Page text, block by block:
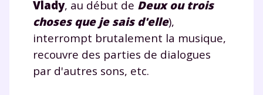
Vlady, au début de Deux ou trois
choses que je sais d'elle),
interrompt brutalement la musique,
recouvre des parties de dialogues
par d'autres sons, etc.
Testez gratuitement
pendant 24h notre